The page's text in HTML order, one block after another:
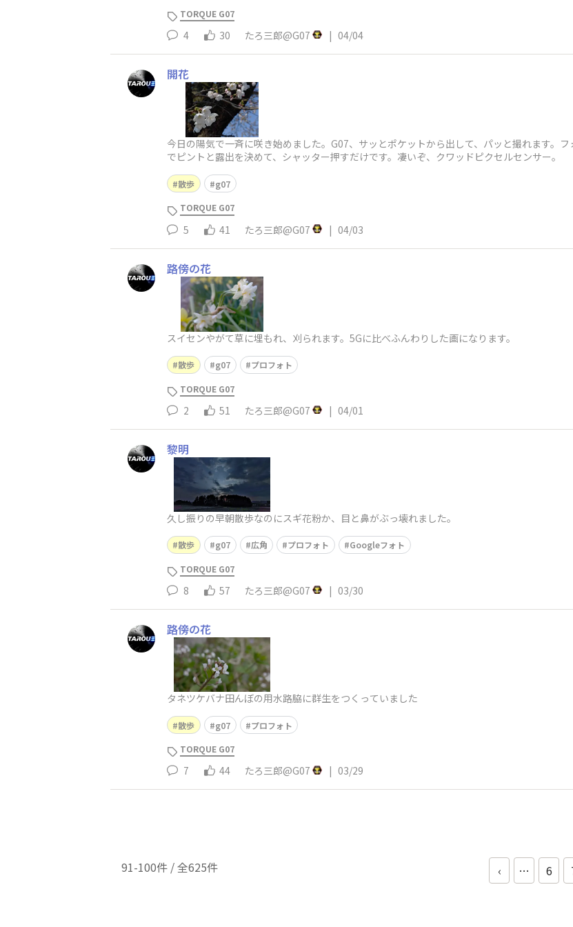
TORQUE G07
4 30 たろ三郎@G07 | 04/04
開花
今日の陽気で一斉に咲き始めました。G07、サッとポケットから出して、パッと撮れます。
でピントと露出を決めて、シャッター押すだけです。凄いぞ、クワッドピクセルセンサー。
散歩 g07
TORQUE G07
5 41 たろ三郎@G07 | 04/03
路傍の花
スイセンやがて草に埋もれ、刈られます。5Gに比べふんわりした画になります。
散歩 g07 プロフォト
TORQUE G07
2 51 たろ三郎@G07 | 04/01
黎明
久し振りの早朝散歩なのにスギ花粉か、目と鼻がぶっ壊れました。
散歩 g07 広角 プロフォト Googleフォト
TORQUE G07
8 57 たろ三郎@G07 | 03/30
路傍の花
タネツケバナ田んぼの用水路脇に群生をつくっていました
散歩 g07 プロフォト
TORQUE G07
7 44 たろ三郎@G07 | 03/29
91-100件 / 全625件 ‹ … 6